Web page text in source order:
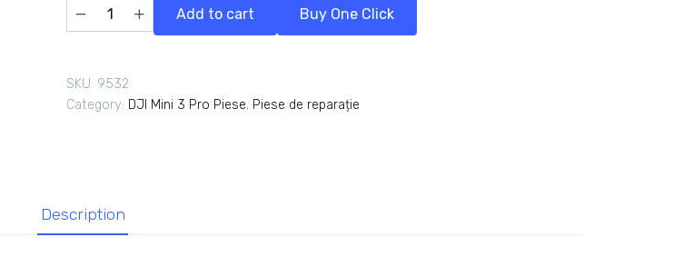
Add to cart Buy One Click
SKU: 9532
Category: DJI Mini 3 Pro Piese, Piese de reparație
Description